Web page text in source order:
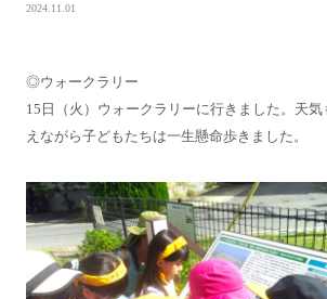
2024.11.01
◎ウォークラリー
15日（火）ウォークラリーに行きました。天
えながら子どもたちは一生懸命歩きました。